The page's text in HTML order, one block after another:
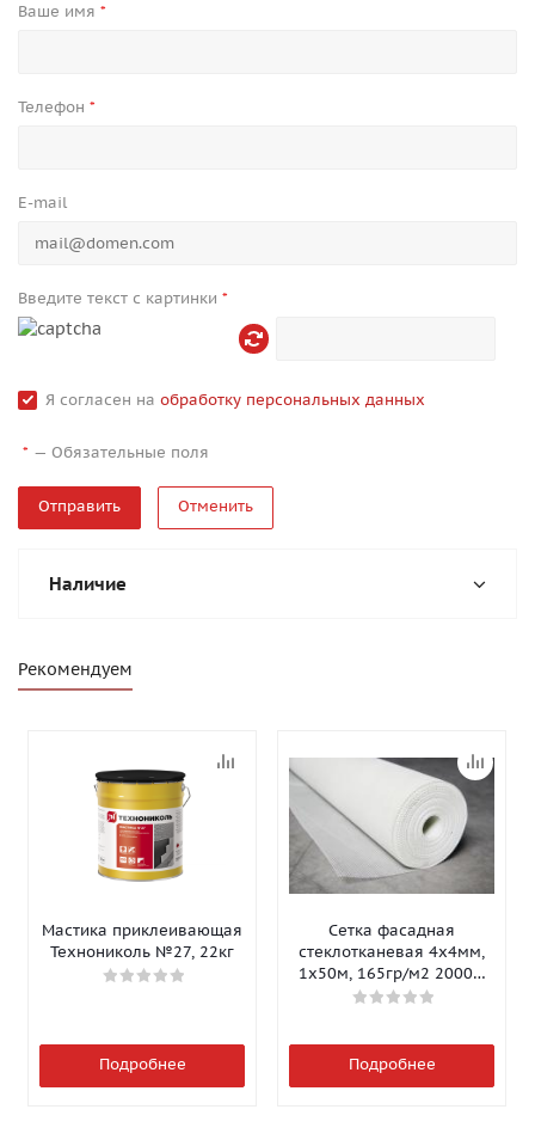
Ваше имя *
Телефон *
E-mail
Введите текст с картинки *
Я согласен на обработку персональных данных
* — Обязательные поля
Отменить
Наличие
Рекомендуем
Мастика приклеивающая
Технониколь №27, 22кг
Подробнее
Сетка фасадная
стеклотканевая 4х4мм,
1х50м, 165гр/м2 2000Н
Isomax-165
Подробнее